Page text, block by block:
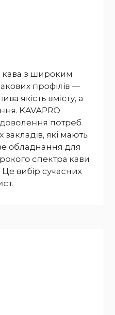
кава з широким
профілів —
якість вмісту, а
KAVAPRO
потреб
закладів, які мають
обладнання для
спектра кави
Це вибір сучасних